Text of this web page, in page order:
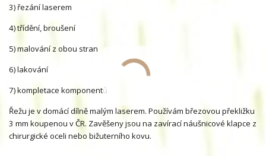
3) řezání laserem
4) třídění, broušení
5) malování z obou stran
6) lakování
7) kompletace komponentů
Řežu je v domácí dílně malým laserem. Používám březovou překližku
3 mm koupenou v ČR. Zavěšeny jsou na zavírací náušnicové klapce z
chirurgické oceli nebo bižuterního kovu.